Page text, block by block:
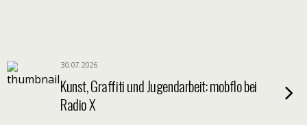
30.07.2026
Kunst, Graffiti und Jugendarbeit: mobflo bei
Radio X